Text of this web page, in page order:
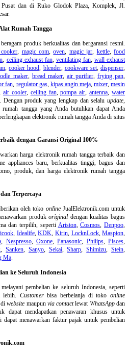
dan di Ruko Glodok Plaza, Komplek, Jl.
Rumah Tangga
produk berkualitas dan bergaransi resmi.
magic com,oven magic jar kettle,food
ceiling exhaust fan, ventilating fan, wall exhaust
,cooker hood blender, cookware set,dispenser
maker, bread maker, air purifier, frying pan
fan regulator gas, kipas angin meja, mixer,mesin
,air cooler, ceiling fan,pompa air ,antenna ,water
Dengan produk yang lengkap dan selalu update
tangga yang Anda butuhkan dapat Anda
elektronik rumah tangga Anda di situs
dengan Garansi Original 100%
harga elektronik rumah tangga terbaik dan
appliances baru, berkualitas tinggi, bagus dan
produk, dan harga elektronik rumah tangga
Terpercaya
oleh toko onlineJualElektronik.com untuk
produkoriginal dengan kualitas bagus
dan terpilih, seperti Ariston,Cosmos ,Denpoo
Idealife,KDK Kirin, LocknLock,Maspion
Nespresso, Oxone,Panasonic Philips, Pisces
,Sanken Sanyo, Sekai,Sharp ,Shimizu ,Stein
Ma
ke Seluruh Indonesia
pembelian ke seluruh Indonesia, seperti
lebih. Customerbisa berbelanja di tokoonline
diwebsite maupun via contactlewat WhatsAppdan
dapat mendapatkan penawaran khusus untuk
dapat menawarkan faktur pajak untuk pembelian